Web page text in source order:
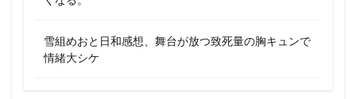
雪組めおと日和感想、舞台が放つ致死量の胸キュンで
情緒大シケ